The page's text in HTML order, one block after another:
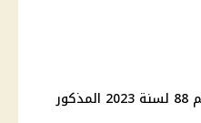
ويستمر العمل بالقرار الوزاري رقم 88 لسنة 2023 المذكور